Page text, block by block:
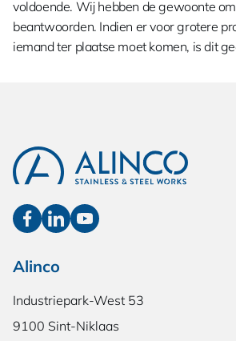
voldoende. Wij hebben de gewoonte
beantwoorden. Indien er voor grotere
iemand ter plaatse moet komen, is dit
Alinco
Industriepark-West 53
9100 Sint-Niklaas